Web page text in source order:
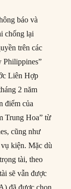
báo và
chống lại
trên các
Philippines”
Liên Hợp
2 năm
điểm của
Trung Hoa” từ
cũng như
kiện. Mặc dù
tài, theo
sẽ vẫn được
đã được chọn